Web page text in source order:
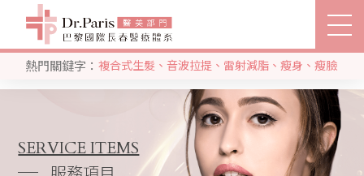
輕鬆瘦身，代謝減重讓你健康瘦
身！
立即搜尋
SEARCH
熱門關鍵字：複合式生髮 、音波拉提 、 雷射減脂 、瘦身 、瘦臉
SERVICE ITEMS